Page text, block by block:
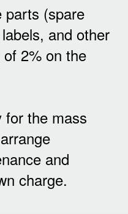
parts (spare
and other
2% on the
for the mass
and
charge.